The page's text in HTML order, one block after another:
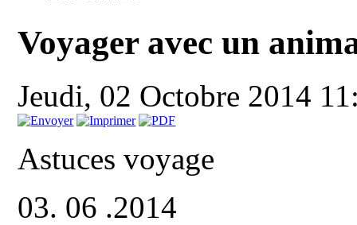
Voyager avec un
Jeudi, 02 Octobre 2014
Astuces voyage
03. 06 .2014